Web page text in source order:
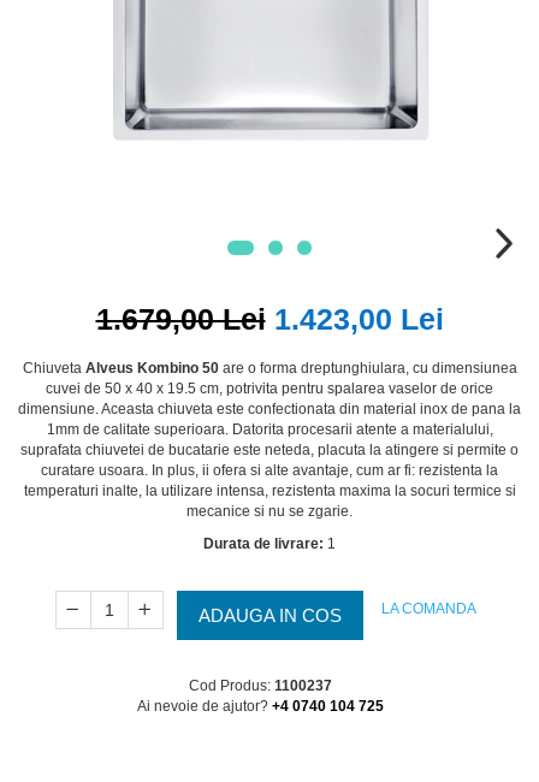
1.679,00 Lei 1.423,00 Lei
Chiuveta Alveus Kombino 50 are o forma dreptunghiulara, cu dimensiunea
cuvei de 50 x 40 x 19.5 cm, potrivita pentru spalarea vaselor de orice
dimensiune. Aceasta chiuveta este confectionata din material inox de pana la
1mm de calitate superioara. Datorita procesarii atente a materialului,
suprafata chiuvetei de bucatarie este neteda, placuta la atingere si permite o
curatare usoara. In plus, ii ofera si alte avantaje, cum ar fi: rezistenta la
temperaturi inalte, la utilizare intensa, rezistenta maxima la socuri termice si
mecanice si nu se zgarie.
Durata de livrare: 1
ADAUGA IN COS LA COMANDA
Cod Produs: 1100237
Ai nevoie de ajutor? +4 0740 104 725